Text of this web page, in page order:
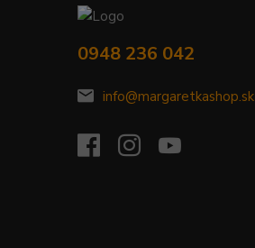
0948 236 042
info@margaretkashop.sk